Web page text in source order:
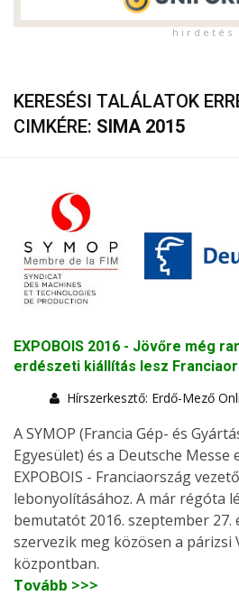
h i r d e t é s
KERESÉSI TALÁLATOK
CIMKÉRE: SIMA 2015
EXPOBOIS 2016 - Jövőre még
erdészeti kiállítás lesz
Hírszerkesztő: Erdő-Mező
A SYMOP (Francia Gép- és
Egyesület) és a Deutsche Messe
EXPOBOIS - Franciaország
lebonyolításához. A már régóta
bemutatót 2016. szeptember 27.
szervezik meg közösen a párizsi
központban.
Tovább >>>